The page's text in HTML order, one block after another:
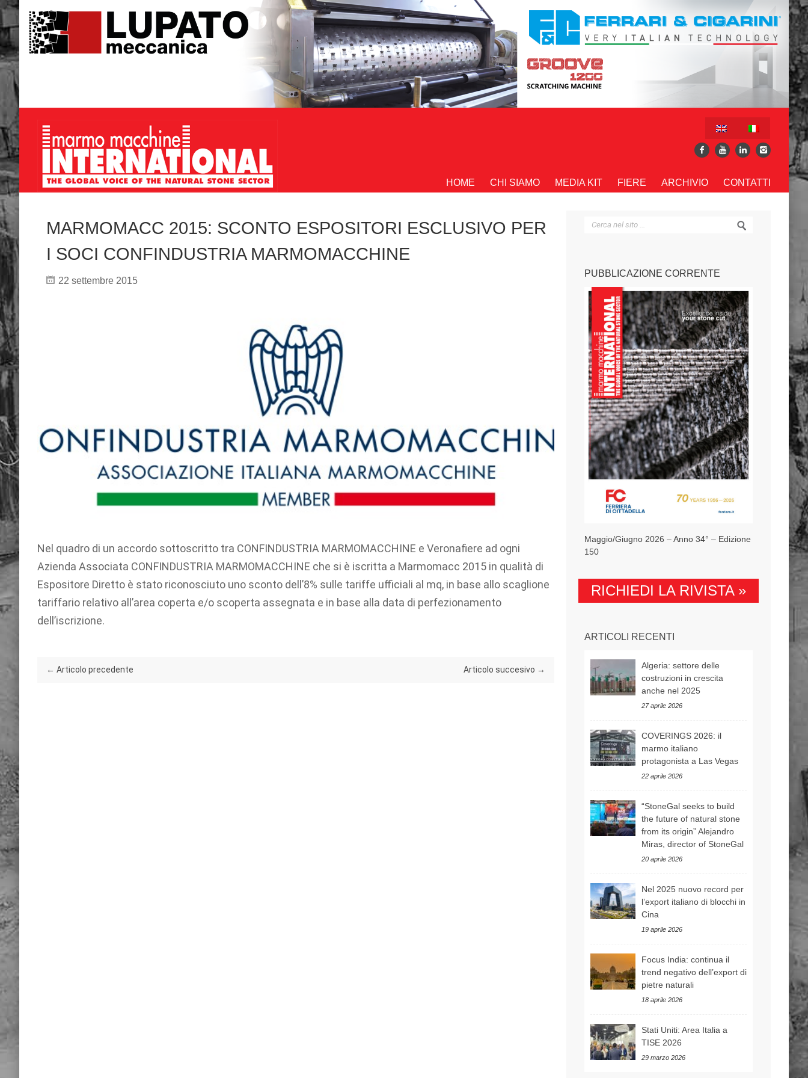
HOME CHI SIAMO MEDIA KIT FIERE ARCHIVIO CONTATTI
MARMOMACC 2015: SCONTO ESPOSITORI ESCLUSIVO PER
I SOCI CONFINDUSTRIA MARMOMACCHINE
22 settembre 2015
Nel quadro di un accordo sottoscritto tra CONFINDUSTRIA MARMOMACCHINE e Veronafiere ad ogni
Azienda Associata CONFINDUSTRIA MARMOMACCHINE che si è iscritta a Marmomacc 2015 in qualità di
Espositore Diretto è stato riconosciuto uno sconto dell’8% sulle tariffe ufficiali al mq, in base allo scaglione
tariffario relativo all’area coperta e/o scoperta assegnata e in base alla data di perfezionamento
dell’iscrizione.
← Articolo precedente Articolo succesivo →
PUBBLICAZIONE CORRENTE
Maggio/Giugno 2026 – Anno 34° – Edizione
150
RICHIEDI LA RIVISTA »
ARTICOLI RECENTI
Algeria: settore delle
costruzioni in crescita
anche nel 2025
27 aprile 2026
COVERINGS 2026: il
marmo italiano
protagonista a Las Vegas
22 aprile 2026
“StoneGal seeks to build
the future of natural stone
from its origin” Alejandro
Miras, director of StoneGal
20 aprile 2026
Nel 2025 nuovo record per
l’export italiano di blocchi in
Cina
19 aprile 2026
Focus India: continua il
trend negativo dell’export di
pietre naturali
18 aprile 2026
Stati Uniti: Area Italia a
TISE 2026
29 marzo 2026